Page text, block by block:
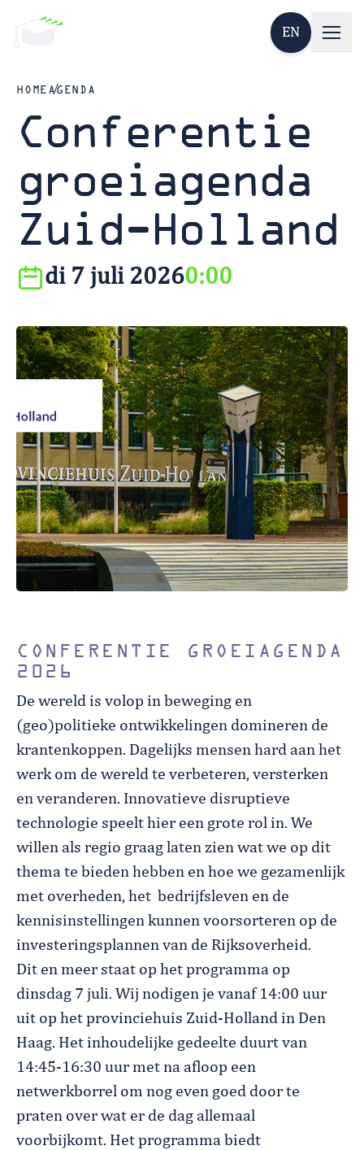
EN
HOMEAGENDA
Conferentie
groeiagenda
Zuid-Holland
di 7 juli 20260:00
CONFERENTIE GROEIAGENDA
2026
De wereld is volop in beweging en
(geo)politieke ontwikkelingen domineren de
krantenkoppen. Dagelijks mensen hard aan het
werk om de wereld te verbeteren, versterken
en veranderen. Innovatieve disruptieve
technologie speelt hier een grote rol in. We
willen als regio graag laten zien wat we op dit
thema te bieden hebben en hoe we gezamenlijk
met overheden, het bedrijfsleven en de
kennisinstellingen kunnen voorsorteren op de
investeringsplannen van de Rijksoverheid.
Dit en meer staat op het programma op
dinsdag 7 juli. Wij nodigen je vanaf 14:00 uur
uit op het provinciehuis Zuid-Holland in Den
Haag. Het inhoudelijke gedeelte duurt van
14:45-16:30 uur met na afloop een
netwerkborrel om nog even goed door te
praten over wat er de dag allemaal
voorbijkomt. Het programma biedt